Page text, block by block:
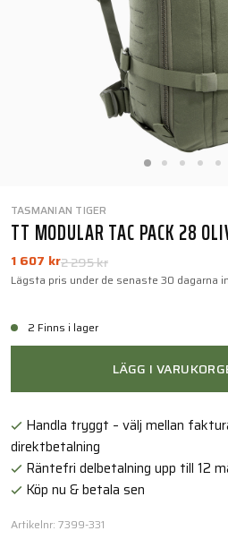
TASMANIAN TIGER
TT MODULAR TAC PACK 28
2 295 kr
1 607 kr
Lägsta pris under de senaste 30 dagarna
2 Finns i lager
LÄGG I
Handla tryggt – välj mellan
direktbetalning
Räntefri delbetalning upp till 12
Köp nu & betala sen
Artikelnr: 7399-331